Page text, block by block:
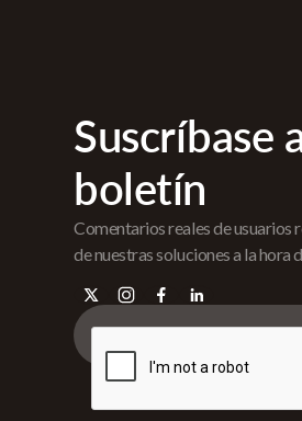
Suscríbase
boletín
Comentarios reales de usuarios
de nuestras soluciones a la hora